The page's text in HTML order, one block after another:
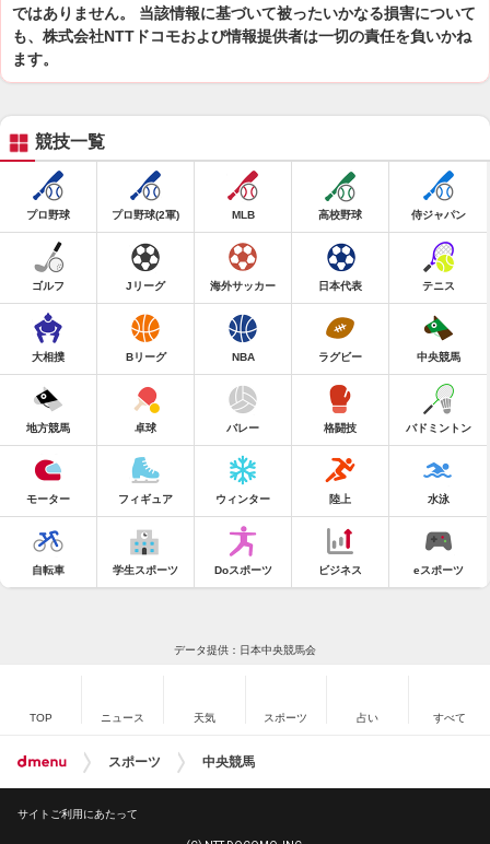
ではありません。 当該情報に基づいて被ったいかなる損害について
も、株式会社NTTドコモおよび情報提供者は一切の責任を負いかね
ます。
競技一覧
プロ野球 プロ野球(2軍) MLB 高校野球 侍ジャパン
ゴルフ Jリーグ 海外サッカー 日本代表 テニス
大相撲 Bリーグ NBA ラグビー 中央競馬
地方競馬 卓球 バレー 格闘技 バドミントン
モーター フィギュア ウィンター 陸上 水泳
自転車 学生スポーツ Doスポーツ ビジネス eスポーツ
データ提供：日本中央競馬会
TOP ニュース 天気 スポーツ 占い すべて
スポーツ 中央競馬
サイトご利用にあたって